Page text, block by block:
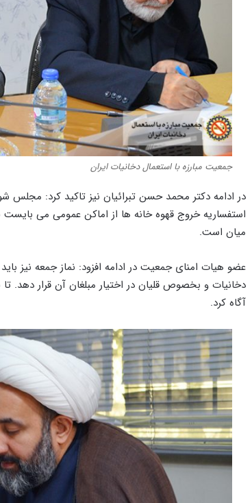
جمعیت مبارزه با استعمال دخانیات ایران
در ادامه دکتر محمد حسن تبرائیان نیز تاکید کرد:
استفساریه خروج قهوه خانه ها از اماکن عمومی می بایست
میان است.
عضو هیات امنای جمعیت در ادامه افزود: نماز جمعه نیز
دخانیات و بخصوص قلیان در اختیار مبلغان آن قرار دهد.
آگاه کرد.